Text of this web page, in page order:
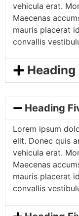
vehicula erat.
Maecenas
mauris placerat
convallis
Heading
Heading
Lorem ipsum
elit. Donec quis
vehicula erat.
Maecenas
mauris placerat
convallis